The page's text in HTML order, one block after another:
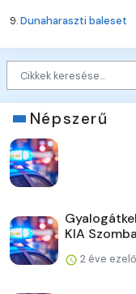
9.Dunaharaszti baleset
Népszerű
KIA
2 éve